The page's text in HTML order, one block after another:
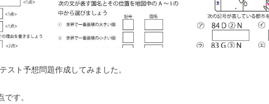
ト予想問題作成してみました。
す。